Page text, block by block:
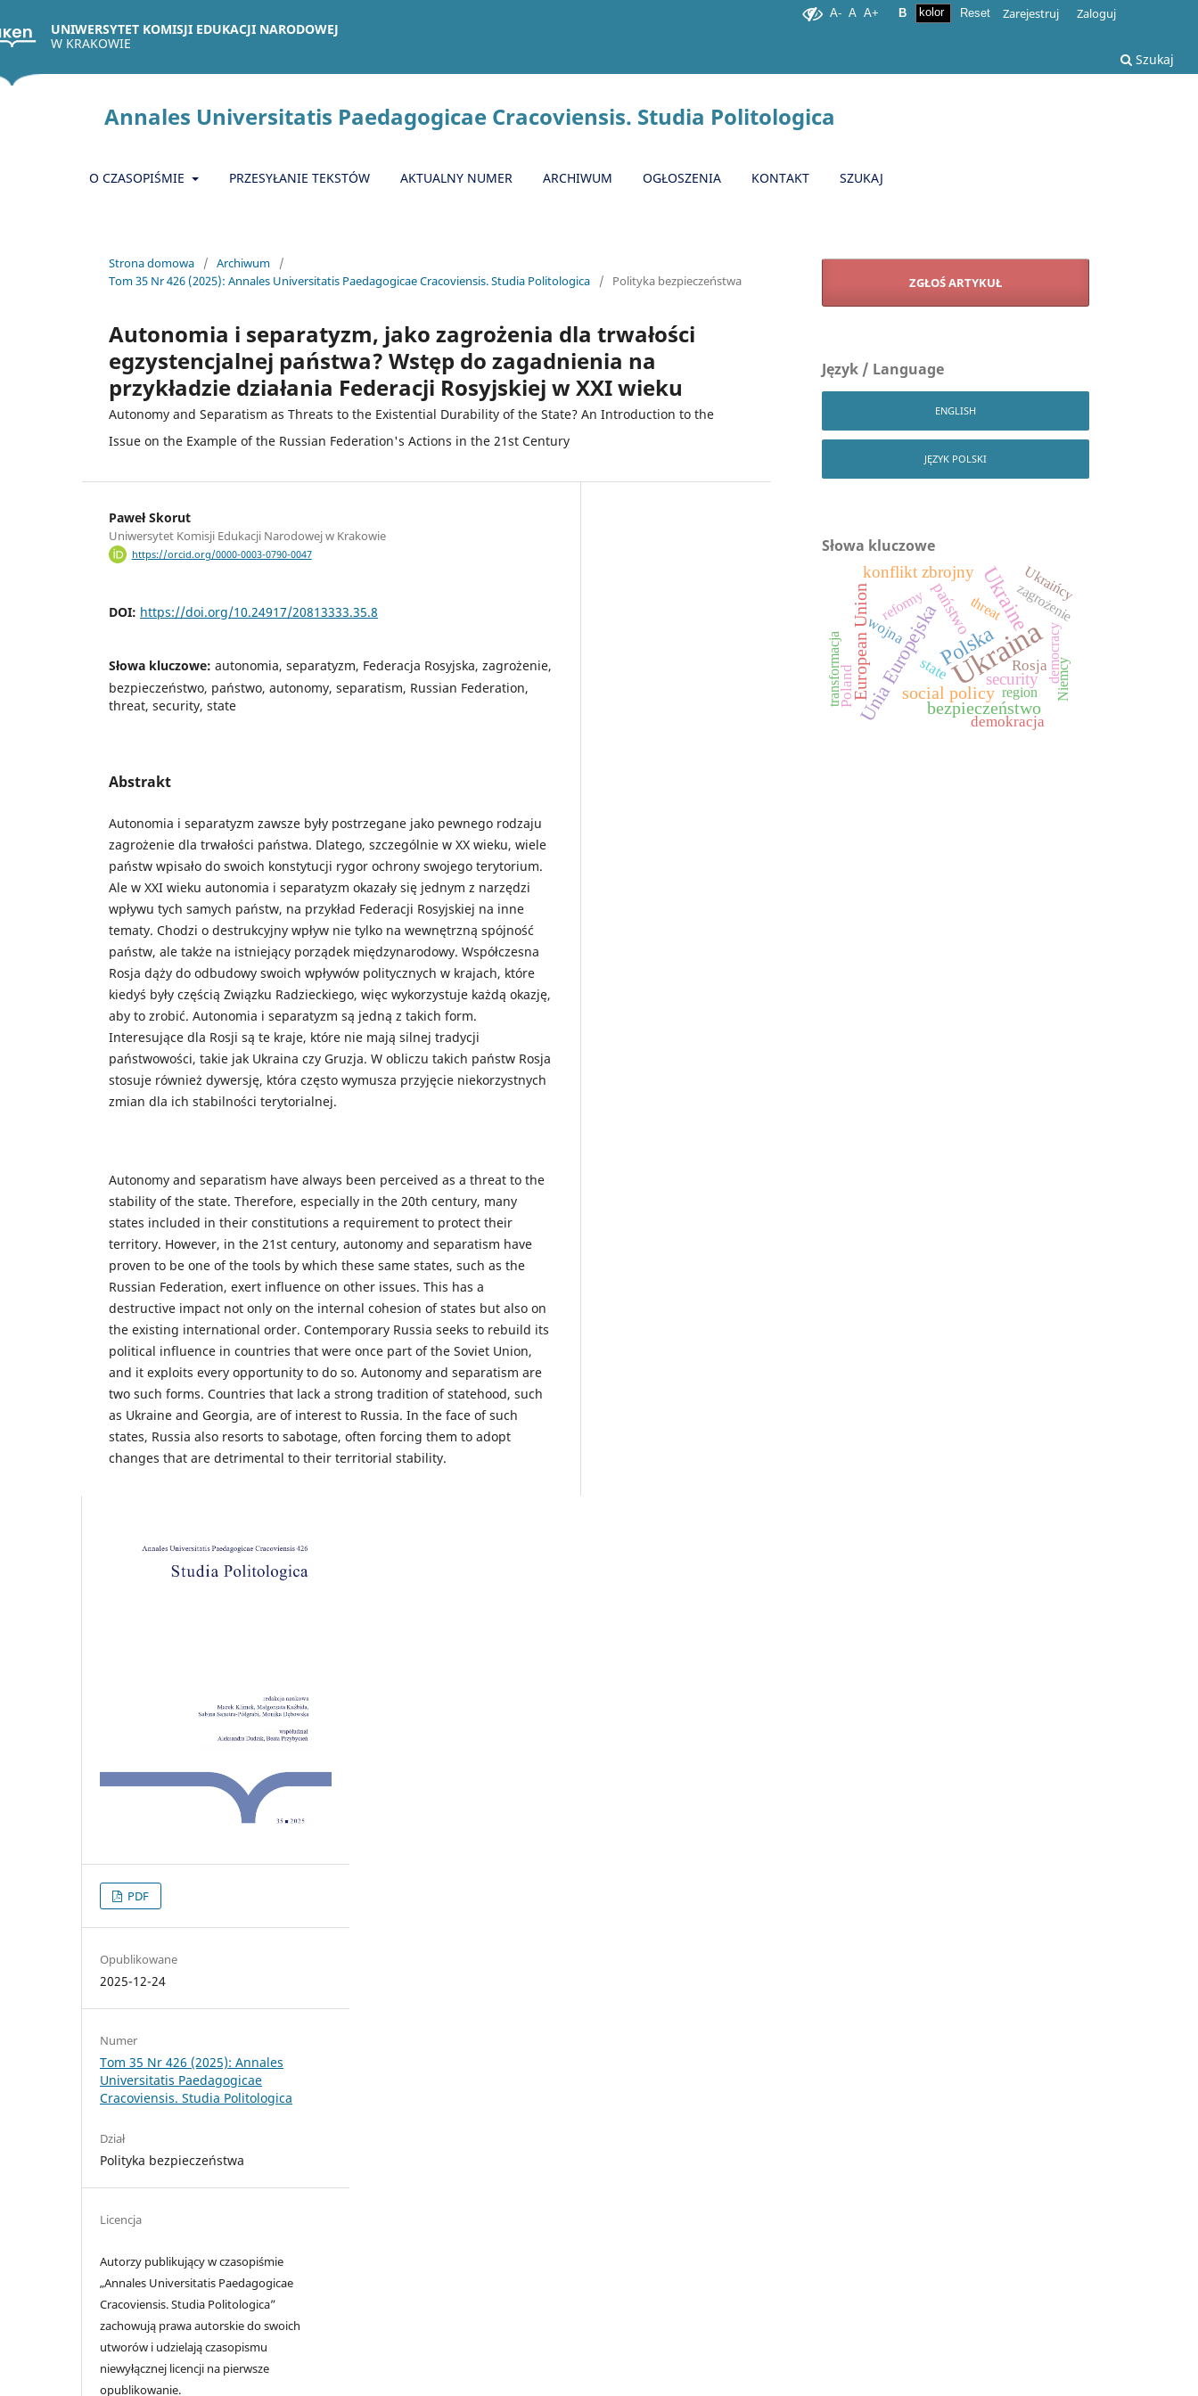
UNIWERSYTET KOMISJI EDUKACJI NARODOWEJ
W KRAKOWIE
Szukaj
Annales Universitatis Paedagogicae Cracoviensis. Studia Politologica
O CZASOPIŚMIE PRZESYŁANIE TEKSTÓW AKTUALNY NUMER ARCHIWUM OGŁOSZENIA KONTAKT SZUKAJ
A- A A+ B Reset Zarejestruj Zaloguj
Strona domowa / Archiwum
/
Tom 35 Nr 426 (2025): Annales Universitatis Paedagogicae Cracoviensis. Studia Politologica
/ Polityka bezpieczeństwa
Autonomia i separatyzm, jako zagrożenia dla trwałości
egzystencjalnej państwa? Wstęp do zagadnienia na
przykładzie działania Federacji Rosyjskiej w XXI wieku
Autonomy and Separatism as Threats to the Existential Durability of the State? An Introduction to the
Issue on the Example of the Russian Federation's Actions in the 21st Century
Paweł Skorut
Uniwersytet Komisji Edukacji Narodowej w Krakowie
https://orcid.org/0000-0003-0790-0047
DOI: https://doi.org/10.24917/20813333.35.8
Słowa kluczowe: autonomia, separatyzm, Federacja Rosyjska, zagrożenie,
bezpieczeństwo, państwo, autonomy, separatism, Russian Federation,
threat, security, state
Abstrakt
Autonomia i separatyzm zawsze były postrzegane jako pewnego rodzaju
zagrożenie dla trwałości państwa. Dlatego, szczególnie w XX wieku, wiele
państw wpisało do swoich konstytucji rygor ochrony swojego terytorium.
Ale w XXI wieku autonomia i separatyzm okazały się jednym z narzędzi
wpływu tych samych państw, na przykład Federacji Rosyjskiej na inne
tematy. Chodzi o destrukcyjny wpływ nie tylko na wewnętrzną spójność
państw, ale także na istniejący porządek międzynarodowy. Współczesna
Rosja dąży do odbudowy swoich wpływów politycznych w krajach, które
kiedyś były częścią Związku Radzieckiego, więc wykorzystuje każdą okazję,
aby to zrobić. Autonomia i separatyzm są jedną z takich form.
Interesujące dla Rosji są te kraje, które nie mają silnej tradycji
państwowości, takie jak Ukraina czy Gruzja. W obliczu takich państw Rosja
stosuje również dywersję, która często wymusza przyjęcie niekorzystnych
zmian dla ich stabilności terytorialnej.
Autonomy and separatism have always been perceived as a threat to the
stability of the state. Therefore, especially in the 20th century, many
states included in their constitutions a requirement to protect their
territory. However, in the 21st century, autonomy and separatism have
proven to be one of the tools by which these same states, such as the
Russian Federation, exert influence on other issues. This has a
destructive impact not only on the internal cohesion of states but also on
the existing international order. Contemporary Russia seeks to rebuild its
political influence in countries that were once part of the Soviet Union,
and it exploits every opportunity to do so. Autonomy and separatism are
two such forms. Countries that lack a strong tradition of statehood, such
as Ukraine and Georgia, are of interest to Russia. In the face of such
states, Russia also resorts to sabotage, often forcing them to adopt
changes that are detrimental to their territorial stability.
PDF
Opublikowane
2025-12-24
Numer
Tom 35 Nr 426 (2025): Annales
Universitatis Paedagogicae
Cracoviensis. Studia Politologica
Dział
Polityka bezpieczeństwa
Licencja
Autorzy publikujący w czasopiśmie
„Annales Universitatis Paedagogicae
Cracoviensis. Studia Politologica”
zachowują prawa autorskie do swoich
utworów i udzielają czasopismu
niewyłącznej licencji na pierwsze
opublikowanie.
ZGŁOŚ ARTYKUŁ
Język / Language
ENGLISH
JĘZYK POLSKI
Słowa kluczowe
Ukraina
Polska
Ukraine
Unia Europejskasocial policy
European Union
bezpieczeństwo
konflikt zbrojny
państwo
security
state
Poland Rosja
demokracja
wojna
region
reformy zagrożenie
threat
Ukraińcy
transformacja democracyNiemcy